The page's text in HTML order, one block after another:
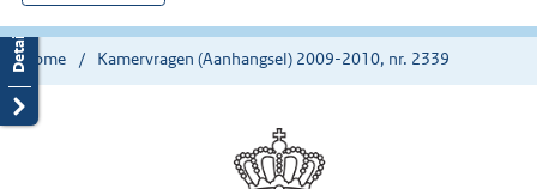
hier:
Home Kamervragen (Aanhangsel) 2009-2010, nr. 2339